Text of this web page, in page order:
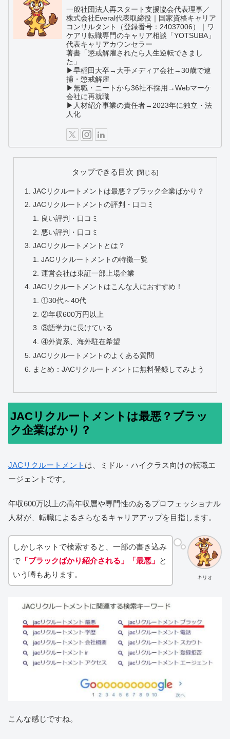
一般社団法人再スタート支援協会代表理事／
株式会社Everal代表取締役｜国家資格キャリア
コンサルタント（登録番号：24037006）｜ワ
ケアリ転職専門のキャリア相談「YOTSUBA」
代表キャリアカウンセラー
著書「懲戒解雇されたら人生逆転できまし
た」
▶早稲田大卒→大手メディア会社→30歳で逮
捕・懲戒解雇
▶無職・ニートから36社不採用→Webマーケ
会社に再就職
▶人材紹介事業の責任者→2023年に独立・法
人化
タップできる目次
JACリクルートメントは最悪？ブラック企業ばかり？
JACリクルートメントの評判・口コミ
良い評判・口コミ
悪い評判・口コミ
JACリクルートメントとは？
JACリクルートメントの特徴一覧
運営会社は東証一部上場企業
JACリクルートメントはこんな人におすすめ！
①30代～40代
②年収600万円以上
③語学力に長けている
④外資系、海外駐在希望
JACリクルートメントのよくある質問
まとめ：JACリクルートメントに無料登録してみよう
JACリクルートメントは最悪？ブラッ
ク企業ばかり？
JACリクルートメント は、ミドル・ハイクラス向けの転職エ
ージェントです。
年収600万以上の高年収層や専門性のあるプロフェッショナル
人材が、転職によるさらなるキャリアアップを目指します。
キリオ
しかしネットで検索すると、一部の書き込み
で 「ブラックばかり紹介される」「最悪」 と
いう噂もあります。
こんな感じですね。